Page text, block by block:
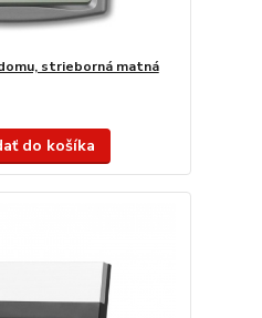
strieborná matná
do košíka